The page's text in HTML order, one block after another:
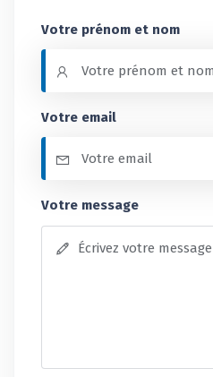
Votre prénom et nom
Votre email
Votre message